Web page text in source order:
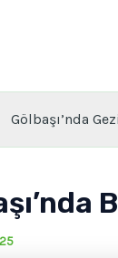
Gölbaşı’nda